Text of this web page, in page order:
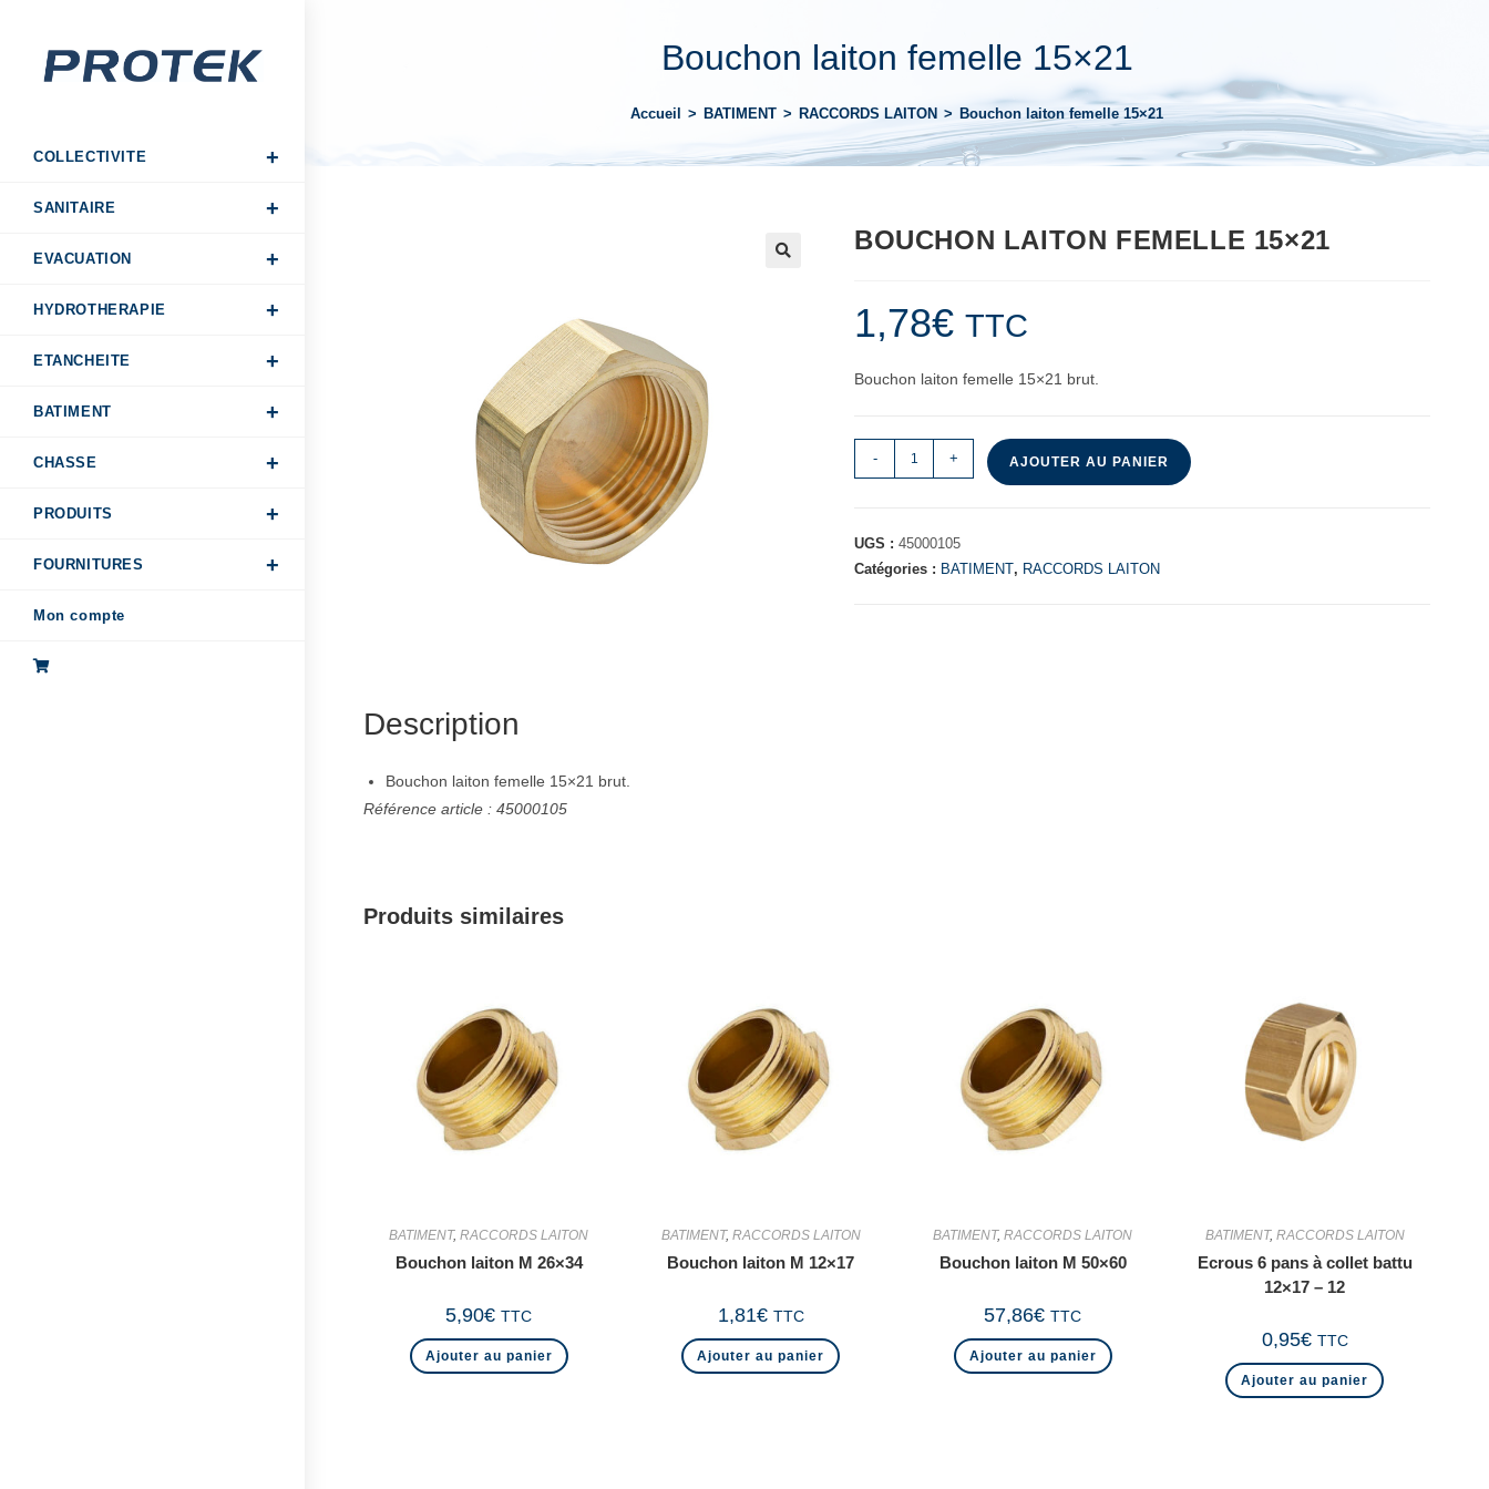
COLLECTIVITE
SANITAIRE
EVACUATION
HYDROTHERAPIE
ETANCHEITE
BATIMENT
CHASSE
PRODUITS
FOURNITURES
Mon compte
Bouchon laiton femelle 15×21
Accueil > BATIMENT > RACCORDS LAITON > Bouchon laiton femelle 15×21
BOUCHON LAITON FEMELLE 15×21
1,78€ TTC
Bouchon laiton femelle 15×21 brut.
- + AJOUTER AU PANIER
UGS :45000105
Catégories : BATIMENT, RACCORDS LAITON
Description
Bouchon laiton femelle 15×21 brut.
Référence article : 45000105
Produits similaires
BATIMENT,RACCORDS LAITON
Bouchon laiton M 26×34
5,90€ TTC
Ajouter au panier
BATIMENT, RACCORDS LAITON
Bouchon laiton M 12×17
1,81€ TTC
Ajouter au panier
BATIMENT,RACCORDS LAITON
Bouchon laiton M 50×60
57,86€ TTC
Ajouter au panier
BATIMENT, RACCORDS LAITON
Ecrous 6 pans à collet battu
12×17 – 12
0,95€ TTC
Ajouter au panier